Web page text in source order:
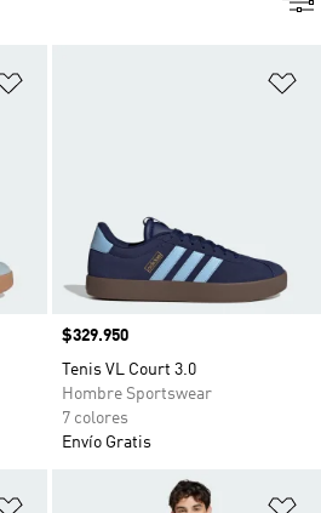
Precio
$329.950
Tenis VL Court 3.0
Hombre Sportswear
7 colores
Envío Gratis
Añadir a la lista de deseos